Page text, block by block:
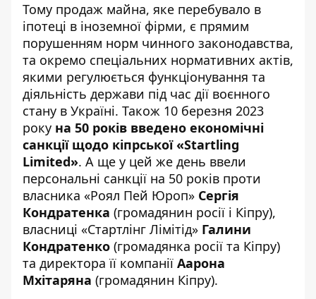
Тому продаж майна, яке перебувало в
іпотеці в іноземної фірми, є прямим
порушенням норм чинного законодавства,
та окремо спеціальних нормативних актів,
якими регулюється функціонування та
діяльність держави під час дії воєнного
стану в Україні. Також 10 березня 2023
року на 50 років введено економічні
санкції щодо кіпрської «Startling
Limited». А ще у цей же день ввели
персональні санкції на 50 років проти
власника «Роял Пей Юроп» Сергія
Кондратенка (громадянин росії і Кіпру),
власниці «Стартлінг Лімітід» Галини
Кондратенко (громадянка росії та Кіпру)
та директора її компанії Аарона
Мхітаряна (громадянин Кіпру).